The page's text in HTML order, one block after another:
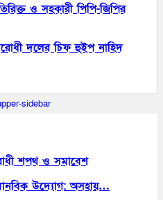
ও সহকারী পিপি-জিপির
দলের চিফ হুইপ নাহিদ
শপথ ও সমাবেশ
মানবিক উদ্যোগ: অসহায়…